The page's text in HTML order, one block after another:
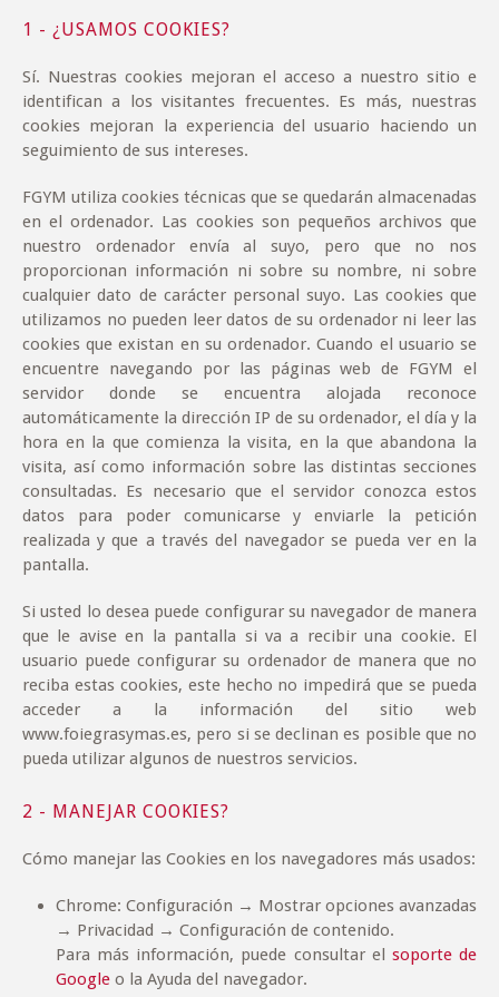
1 - ¿USAMOS COOKIES?
Sí. Nuestras cookies mejoran el acceso a nuestro sitio e
identifican a los visitantes frecuentes. Es más, nuestras
cookies mejoran la experiencia del usuario haciendo un
seguimiento de sus intereses.
FGYM utiliza cookies técnicas que se quedarán almacenadas
en el ordenador. Las cookies son pequeños archivos que
nuestro ordenador envía al suyo, pero que no nos
proporcionan información ni sobre su nombre, ni sobre
cualquier dato de carácter personal suyo. Las cookies que
utilizamos no pueden leer datos de su ordenador ni leer las
cookies que existan en su ordenador. Cuando el usuario se
encuentre navegando por las páginas web de FGYM el
servidor donde se encuentra alojada reconoce
automáticamente la dirección IP de su ordenador, el día y la
hora en la que comienza la visita, en la que abandona la
visita, así como información sobre las distintas secciones
consultadas. Es necesario que el servidor conozca estos
datos para poder comunicarse y enviarle la petición
realizada y que a través del navegador se pueda ver en la
pantalla.
Si usted lo desea puede configurar su navegador de manera
que le avise en la pantalla si va a recibir una cookie. El
usuario puede configurar su ordenador de manera que no
reciba estas cookies, este hecho no impedirá que se pueda
acceder a la información del sitio web
www.foiegrasymas.es, pero si se declinan es posible que no
pueda utilizar algunos de nuestros servicios.
2 - MANEJAR COOKIES?
Cómo manejar las Cookies en los navegadores más usados:
Chrome: Configuración → Mostrar opciones avanzadas
→ Privacidad → Configuración de contenido.
Para más información, puede consultar el soporte de
Google o la Ayuda del navegador.